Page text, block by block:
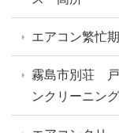
エアコン繁忙
霧島市別荘 戸
ンクリーニン